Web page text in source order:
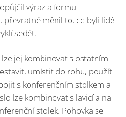
výraz a formu
převratně měnil to, co byli lidé
sedět.
jej kombinovat s ostatním
umístit do rohu, použít
s konferenčním stolkem a
lze kombinovat s lavicí a na
stolek. Pohovka se